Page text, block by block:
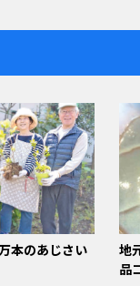
本のあじさい
地
品